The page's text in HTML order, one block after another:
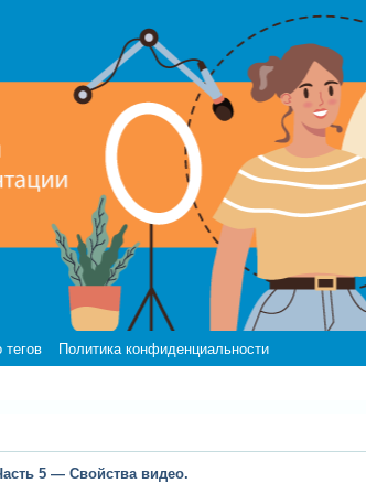
тегов Политика конфиденциальности
5 — Свойства видео.